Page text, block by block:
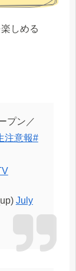
しめる
プン／
注意報#
July